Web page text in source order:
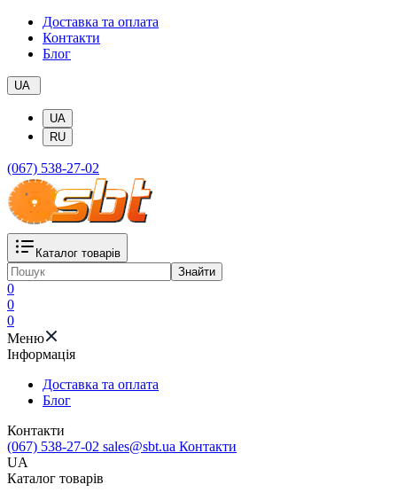
Доставка та оплата
Контакти
Блог
UA
UA
RU
(067) 538-27-02
Каталог товарів
Знайти
0
0
0
Меню
Iнформація
Доставка та оплата
Блог
Контакти
(067) 538-27-02 sales@sbt.ua Контакти
UA
Каталог товарів